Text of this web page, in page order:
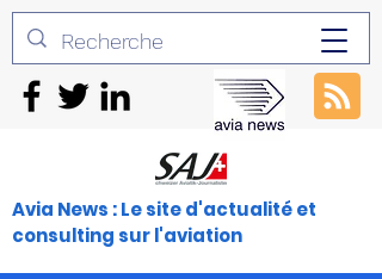
Avia News : Le site d'actualité et
consulting sur l'aviation